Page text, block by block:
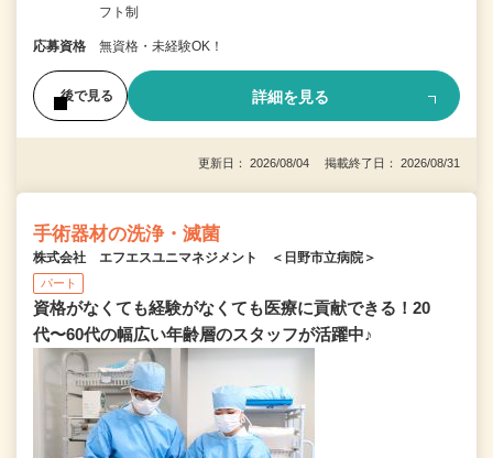
フト制
応募資格 無資格・未経験OK！
後で見る 詳細を見る
更新日： 2026/08/04 掲載終了日： 2026/08/31
手術器材の洗浄・滅菌
株式会社 エフエスユニマネジメント ＜日野市立病院＞
パート
資格がなくても経験がなくても医療に貢献できる！20
代〜60代の幅広い年齢層のスタッフが活躍中♪